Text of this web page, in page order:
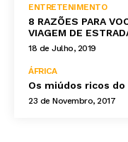
ENTRETENIMENTO
8 RAZÕES PARA
VIAGEM DE
18 de Julho, 2019
ÁFRICA
Os miúdos ricos
23 de Novembro, 2017